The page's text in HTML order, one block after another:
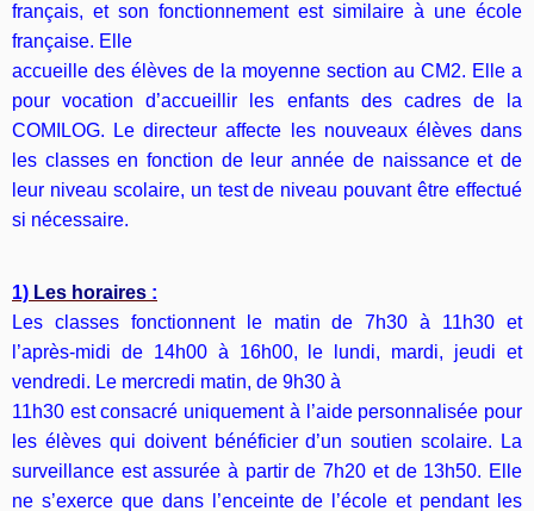
français, et son fonctionnement est similaire à une école
française. Elle
accueille des élèves de la moyenne section au CM2. Elle a
pour vocation d’accueillir les enfants des cadres de la
COMILOG. Le directeur affecte les nouveaux élèves dans
les classes en fonction de leur année de naissance et de
leur niveau scolaire, un test de niveau pouvant être effectué
si nécessaire.
1) Les horaires :
Les classes fonctionnent le matin de 7h30 à 11h30 et
l’après-midi de 14h00 à 16h00, le lundi, mardi, jeudi et
vendredi. Le mercredi matin, de 9h30 à
11h30 est consacré uniquement à l’aide personnalisée pour
les élèves qui doivent bénéficier d’un soutien scolaire. La
surveillance est assurée à partir de 7h20 et de 13h50. Elle
ne s’exerce que dans l’enceinte de l’école et pendant les